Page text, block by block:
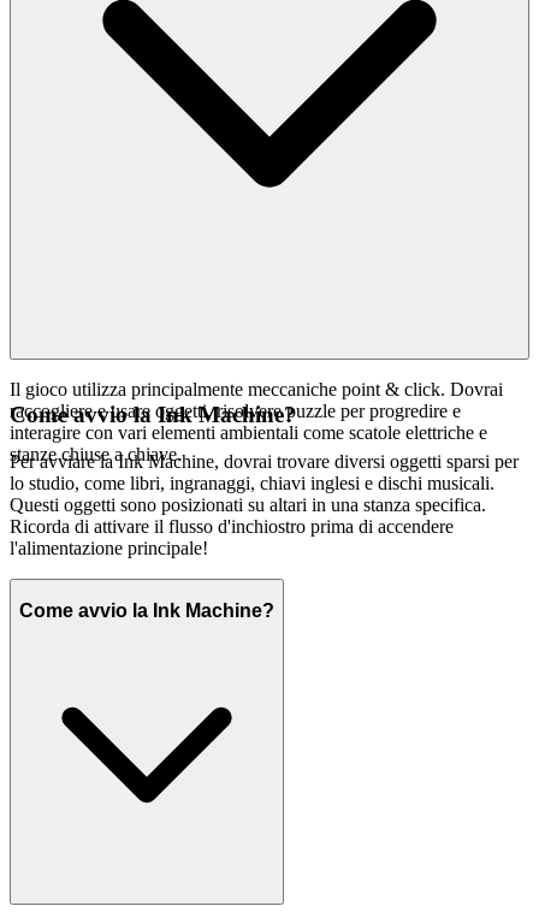
Non crediamo nell'opprimerti con la quantità; crediamo nel deliziarti
con la qualità. Il tuo tempo e la tua intelligenza sono troppo preziosi
per sprecarli in esperienze mediocri. Selezioniamo meticolosamente
ogni gioco, assicurandoci che soddisfi i nostri rigorosi standard per
intrattenimento, innovazione e soddisfazione complessiva del
giocatore. La nostra interfaccia è pulita, veloce e non invadente,
progettata per migliorare la tua concentrazione, non per distrarla.
Il gioco utilizza principalmente meccaniche point & click. Dovrai
raccogliere e usare oggetti, risolvere puzzle per progredire e
interagire con vari elementi ambientali come scatole elettriche e
stanze chiuse a chiave.
Come avvio la Ink Machine?
Per avviare la Ink Machine, dovrai trovare diversi oggetti sparsi per
lo studio, come libri, ingranaggi, chiavi inglesi e dischi musicali.
Questi oggetti sono posizionati su altari in una stanza specifica.
Ricorda di attivare il flusso d'inchiostro prima di accendere
l'alimentazione principale!
Come avvio la Ink Machine?